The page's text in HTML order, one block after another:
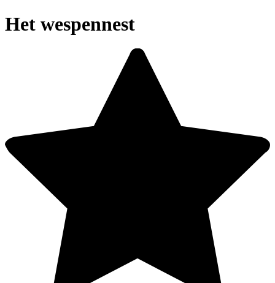
Het wespennest